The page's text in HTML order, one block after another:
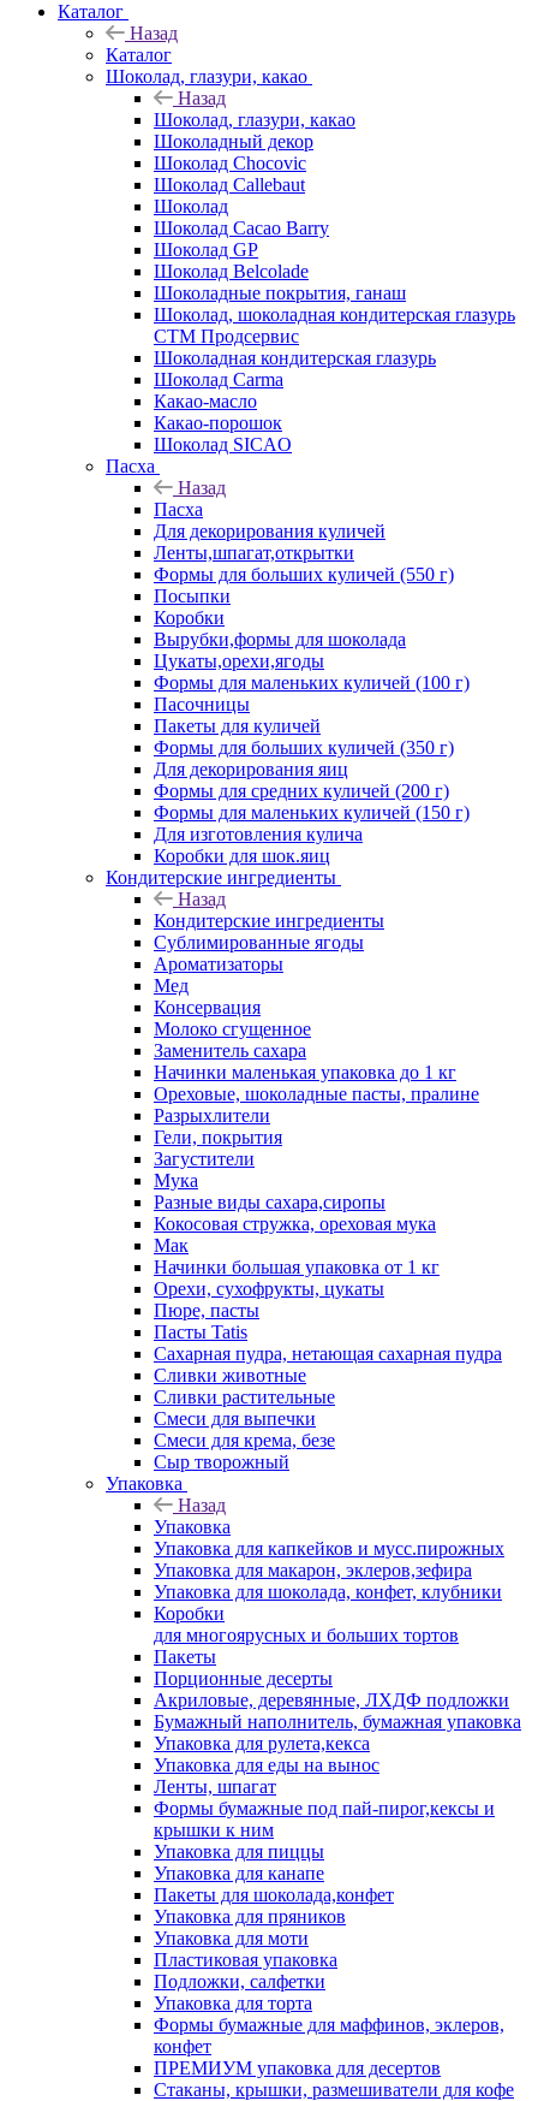
Каталог
Назад
Каталог
Шоколад, глазури, какао
Назад
Шоколад, глазури, какао
Шоколадный декор
Шоколад Chocovic
Шоколад Callebaut
Шоколад
Шоколад Cacao Barry
Шоколад GP
Шоколад Belcolade
Шоколадные покрытия, ганаш
Шоколад, шоколадная кондитерская глазурь
СТМ Продсервис
Шоколадная кондитерская глазурь
Шоколад Carma
Какао-масло
Какао-порошок
Шоколад SICAO
Пасха
Назад
Пасха
Для декорирования куличей
Ленты,шпагат,открытки
Формы для больших куличей (550 г)
Посыпки
Коробки
Вырубки,формы для шоколада
Цукаты,орехи,ягоды
Формы для маленьких куличей (100 г)
Пасочницы
Пакеты для куличей
Формы для больших куличей (350 г)
Для декорирования яиц
Формы для средних куличей (200 г)
Формы для маленьких куличей (150 г)
Для изготовления кулича
Коробки для шок.яиц
Кондитерские ингредиенты
Назад
Кондитерские ингредиенты
Сублимированные ягоды
Ароматизаторы
Мед
Консервация
Молоко сгущенное
Заменитель сахара
Начинки маленькая упаковка до 1 кг
Ореховые, шоколадные пасты, пралине
Разрыхлители
Гели, покрытия
Загустители
Мука
Разные виды сахара,сиропы
Кокосовая стружка, ореховая мука
Мак
Начинки большая упаковка от 1 кг
Орехи, сухофрукты, цукаты
Пюре, пасты
Пасты Tatis
Сахарная пудра, нетающая сахарная пудра
Сливки животные
Сливки растительные
Смеси для выпечки
Смеси для крема, безе
Сыр творожный
Упаковка
Назад
Упаковка
Упаковка для капкейков и мусс.пирожных
Упаковка для макарон, эклеров,зефира
Упаковка для шоколада, конфет, клубники
Коробки
для многоярусных и больших тортов
Пакеты
Порционные десерты
Акриловые, деревянные, ЛХДФ подложки
Бумажный наполнитель, бумажная упаковка
Упаковка для рулета,кекса
Упаковка для еды на вынос
Ленты, шпагат
Формы бумажные под пай-пирог,кексы и
крышки к ним
Упаковка для пиццы
Упаковка для канапе
Пакеты для шоколада,конфет
Упаковка для пряников
Упаковка для моти
Пластиковая упаковка
Подложки, салфетки
Упаковка для торта
Формы бумажные для маффинов, эклеров,
конфет
ПРЕМИУМ упаковка для десертов
Стаканы, крышки, размешиватели для кофе